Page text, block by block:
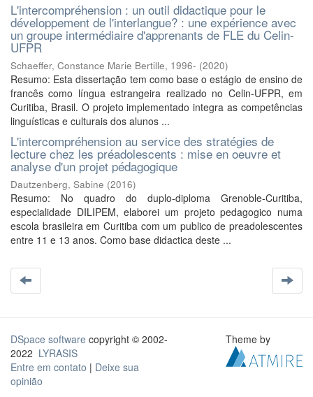
L'intercompréhension : un outil didactique pour le
développement de l'interlangue? : une expérience avec
un groupe intermédiaire d'apprenants de FLE du Celin-
UFPR
Schaeffer, Constance Marie Bertille, 1996- (2020)
Resumo: Esta dissertação tem como base o estágio de ensino de
francês como língua estrangeira realizado no Celin-UFPR, em
Curitiba, Brasil. O projeto implementado integra as competências
linguísticas e culturais dos alunos ...
L'intercompréhension au service des stratégies de
lecture chez les préadolescents : mise en oeuvre et
analyse d'un projet pédagogique
Dautzenberg, Sabine (2016)
Resumo: No quadro do duplo-diploma Grenoble-Curitiba,
especialidade DILIPEM, elaborei um projeto pedagogico numa
escola brasileira em Curitiba com um publico de preadolescentes
entre 11 e 13 anos. Como base didactica deste ...
DSpace software copyright © 2002-
2022 LYRASIS
Entre em contato | Deixe sua
opinião
Theme by